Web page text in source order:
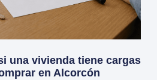
una vivienda tiene cargas
en Alcorcón